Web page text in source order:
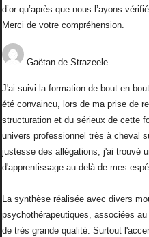
d’or qu’après que nous l’ayons
Merci de votre compréhension.
Gaëtan de Strazeele
J'ai suivi la formation de bout en
été convaincu, lors de ma prise de
structuration et du sérieux de cette
univers professionnel très à cheval
justesse des allégations, j'ai trouvé
d'apprentissage au-delà de mes
La synthèse réalisée avec divers
psychothérapeutiques, associées
de très grande qualité. Surtout